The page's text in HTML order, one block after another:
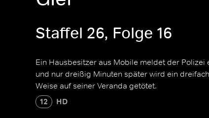
Staffel 26, Folge 16
Ein Hausbesitzer aus Mobile meldet der
und nur dreißig Minuten später wird ein
Weise auf seiner Veranda getötet.
12 HD